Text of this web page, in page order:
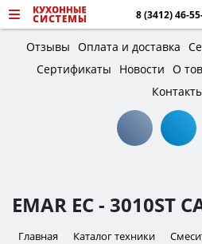
8 (3412) 46-
Отзывы Оплата и доставка
Сертификаты
Новости О
EMAR ЕС - 3010ST
Главная Каталог техники